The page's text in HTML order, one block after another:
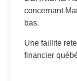
concernant
bas.
Une faillite
financier